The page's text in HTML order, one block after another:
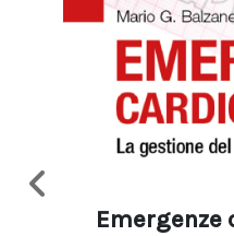
Emergenze